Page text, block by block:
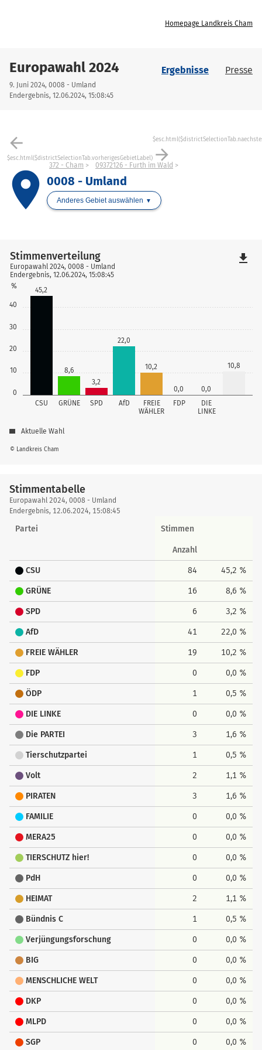
Homepage Landkreis Cham
Europawahl 2024
9. Juni 2024, 0008 - Umland
Endergebnis, 12.06.2024, 15:08:45
Ergebnisse Presse
arrow_back
$esc.html($districtSelectionTab.vorherigesGebietLabel) arrow_forward
place
372 - Cham 09372126 - Furth im Wald
0008 - Umland
Anderes Gebiet auswählen
0
10
20
30
40
%
CSU GRÜNE SPD AfD
FREIE
WÄHLER
FDP
DIE
LINKE
45,2
8,6
3,2
22,0
10,2
0,0 0,0
10,8
© Landkreis Cham
Stimmenverteilung
Europawahl 2024, 0008 - Umland
Endergebnis, 12.06.2024, 15:08:45
Aktuelle Wahl
file_download
Stimmentabelle
Stimmentabelle
Europawahl 2024, 0008 - Umland
Endergebnis, 12.06.2024, 15:08:45
Partei Stimmen
Anzahl
CSU 84 45,2 %
GRÜNE 16 8,6 %
SPD 6 3,2 %
AfD 41 22,0 %
FREIE WÄHLER 19 10,2 %
FDP 0 0,0 %
ÖDP 1 0,5 %
DIE LINKE 0 0,0 %
Die PARTEI 3 1,6 %
Tierschutzpartei 1 0,5 %
Volt 2 1,1 %
PIRATEN 3 1,6 %
FAMILIE 0 0,0 %
MERA25 0 0,0 %
TIERSCHUTZ hier! 0 0,0 %
PdH 0 0,0 %
HEIMAT 2 1,1 %
Bündnis C 1 0,5 %
Verjüngungsforschung 0 0,0 %
BIG 0 0,0 %
MENSCHLICHE WELT 0 0,0 %
DKP 0 0,0 %
MLPD 0 0,0 %
SGP 0 0,0 %